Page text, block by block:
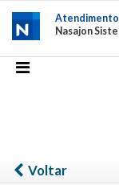
Nasajon
Voltar